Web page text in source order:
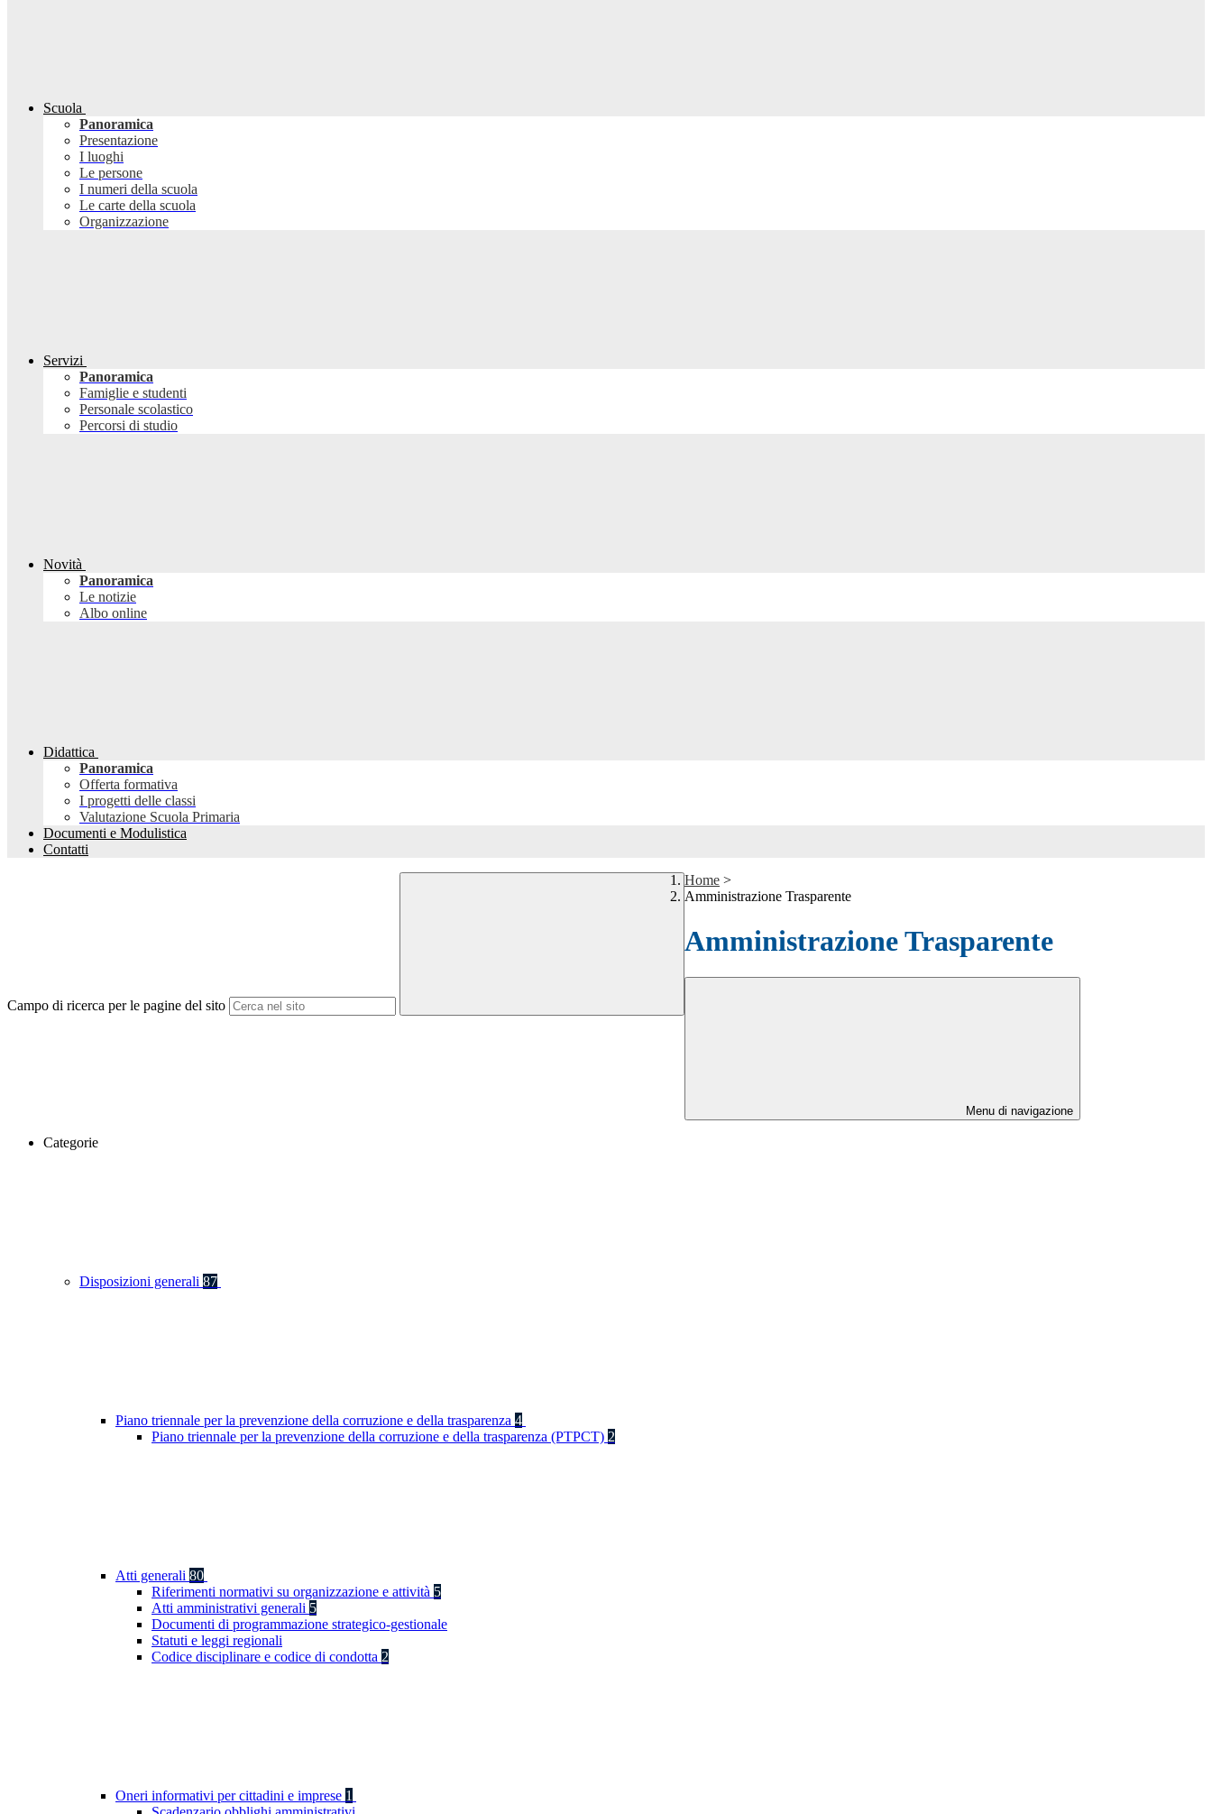
Scuola
Panoramica
Presentazione
I luoghi
Le persone
I numeri della scuola
Le carte della scuola
Organizzazione
Servizi
Panoramica
Famiglie e studenti
Personale scolastico
Percorsi di studio
Novità
Panoramica
Le notizie
Albo online
Didattica
Panoramica
Offerta formativa
I progetti delle classi
Valutazione Scuola Primaria
Documenti e Modulistica
Contatti
Campo di ricerca per le pagine del sito
Home >
Amministrazione Trasparente
Amministrazione Trasparente
Menu di navigazione
Categorie
Disposizioni generali 87
Piano triennale per la prevenzione della corruzione e della trasparenza 4
Piano triennale per la prevenzione della corruzione e della trasparenza (PTPCT) 2
Atti generali 80
Riferimenti normativi su organizzazione e attività 5
Atti amministrativi generali 5
Documenti di programmazione strategico-gestionale
Statuti e leggi regionali
Codice disciplinare e codice di condotta 2
Oneri informativi per cittadini e imprese 1